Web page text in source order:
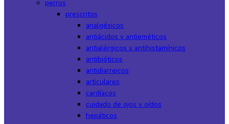
perros
prescritos
analgésicos
antiácidos y antieméticos
antialérgicos y antihistamínicos
antibióticos
antidiarreicos
articulares
cardíacos
cuidado de ojos y oídos
hepáticos